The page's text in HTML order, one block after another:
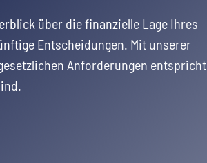
über die finanzielle Lage Ihres
Entscheidungen. Mit unserer
Anforderungen entspricht